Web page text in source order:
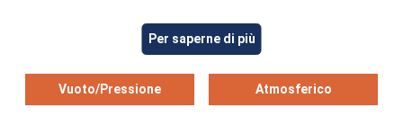
Per saperne di più
Vuoto/Pressione Atmosferico